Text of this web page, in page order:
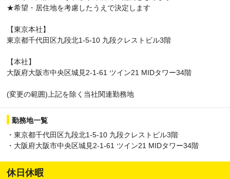
★希望・居住地を考慮したうえで決定します
【東京本社】
東京都千代田区九段北1-5-10 九段クレストビル3階
【本社】
大阪府大阪市中央区城見2-1-61 ツイン21 MIDタワー34階
(変更の範囲)上記を除く当社関連勤務地
勤務地一覧
・東京都千代田区九段北1-5-10 九段クレストビル3階
・大阪府大阪市中央区城見2-1-61 ツイン21 MIDタワー34階
休日休暇